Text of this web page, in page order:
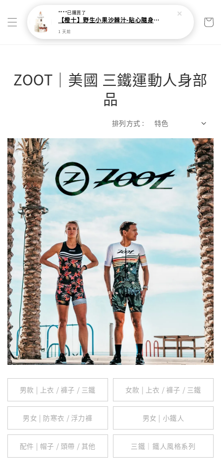
ZOOT｜美國 三鐵運動人身部
品
排列方式 :
男款 | 上衣 / 褲子 / 三鐵 女款 | 上衣 / 褲子 / 三鐵
男女 | 防寒衣 / 浮力褲 男女 | 小鐵人
配件 | 帽子 / 頭帶 / 其他 三鐵｜鐵人風格系列